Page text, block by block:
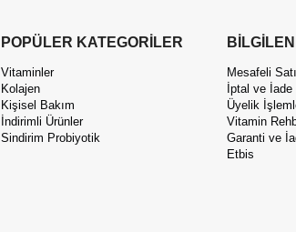
POPÜLER KATEGORİLER
Vitaminler
Kolajen
Kişisel Bakım
İndirimli Ürünler
Sindirim Probiyotik
Mesafeli
İptal ve
Üyelik
Vitamin
Garanti ve
Etbis